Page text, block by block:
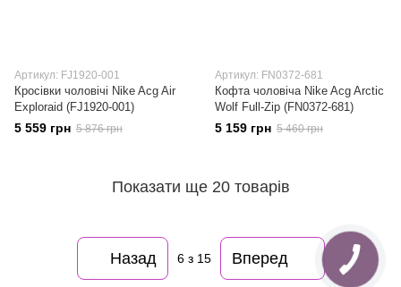
Артикул: FJ1920-001
Кросівки чоловічі Nike Acg Air
Exploraid (FJ1920-001)
5 559 грн 5 876 грн
Артикул: FN0372-681
Кофта чоловіча Nike Acg Arctic
Wolf Full-Zip (FN0372-681)
5 159 грн 5 460 грн
Показати ще 20 товарів
Назад 6з 15 Вперед